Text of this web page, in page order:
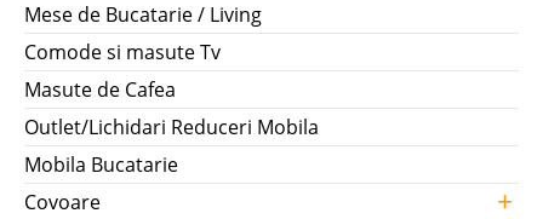
Mese de Bucatarie / Living
Comode si masute Tv
Masute de Cafea
Outlet/Lichidari Reduceri Mobila
Mobila Bucatarie
Covoare
+